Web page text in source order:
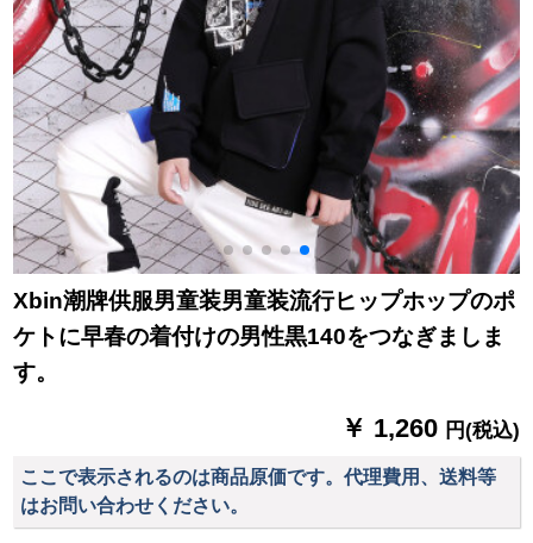
Xbin潮牌供服男童装男童装流行ヒップホップのポ
ケトに早春の着付けの男性黒140をつなぎましま
す。
￥ 1,260 円(税込)
ここで表示されるのは商品原価です。代理費用、送料等
はお問い合わせください。